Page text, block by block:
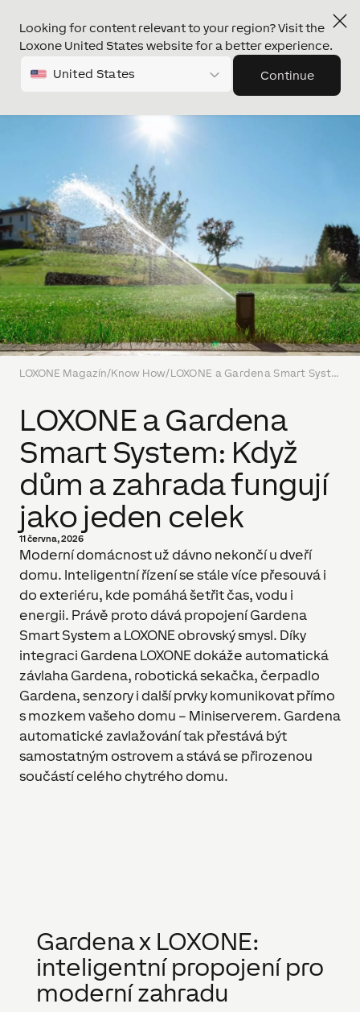
Looking for content relevant to your region? Visit the
Loxone United States website for a better experience.
United States Continue
LOXONE Magazín/Know How/ LOXONE a Gardena Smart System: Když dům a zahrada fungují jako jeden celek
LOXONE a Gardena
Smart System: Když
dům a zahrada fungují
jako jeden celek
11 června, 2026
Moderní domácnost už dávno nekončí u dveří
domu. Inteligentní řízení se stále více přesouvá i
do exteriéru, kde pomáhá šetřit čas, vodu i
energii. Právě proto dává propojení Gardena
Smart System a LOXONE obrovský smysl. Díky
integraci Gardena LOXONE dokáže automatická
závlaha Gardena, robotická sekačka, čerpadlo
Gardena, senzory i další prvky komunikovat přímo
s mozkem vašeho domu – Miniserverem. Gardena
automatické zavlažování tak přestává být
samostatným ostrovem a stává se přirozenou
součástí celého chytrého domu.
Gardena x LOXONE:
inteligentní propojení pro
moderní zahradu